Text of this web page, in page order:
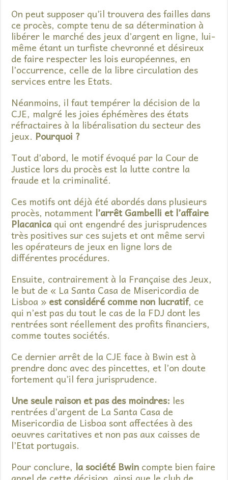
On peut supposer qu’il trouvera des failles dans
ce procès, compte tenu de sa détermination à
libérer le marché des jeux d’argent en ligne, lui-
même étant un turfiste chevronné et désireux
de faire respecter les lois européennes, en
l’occurrence, celle de la libre circulation des
services entre les Etats.
Néanmoins, il faut tempérer la décision de la
CJE, malgré les joies éphémères des états
réfractaires à la libéralisation du secteur des
jeux. Pourquoi ?
Tout d’abord, le motif évoqué par la Cour de
Justice lors du procès est la lutte contre la
fraude et la criminalité.
Ces motifs ont déjà été abordés dans plusieurs
procès, notamment l’arrêt Gambelli et l’affaire
Placanica qui ont engendré des jurisprudences
très positives sur ces sujets et ont même servi
les opérateurs de jeux en ligne lors de
différentes procédures.
Ensuite, contrairement à la Française des Jeux,
le but de « La Santa Casa de Misericordia de
Lisboa » est considéré comme non lucratif, ce
qui n’est pas du tout le cas de la FDJ dont les
rentrées sont réellement des profits financiers,
comme toutes sociétés.
Ce dernier arrêt de la CJE face à Bwin est à
prendre donc avec des pincettes, et l’on doute
fortement qu’il fera jurisprudence.
Une seule raison et pas des moindres: les
rentrées d’argent de La Santa Casa de
Misericordia de Lisboa sont affectées à des
oeuvres caritatives et non pas aux caisses de
l’Etat portugais.
Pour conclure, la société Bwin compte bien faire